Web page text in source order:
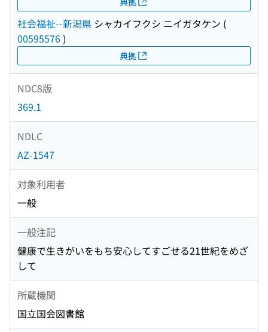
社会福祉--新潟県 シャカイフクシ ニイガタケン (
00595576)
典拠
NDC8版
369.1
NDLC
AZ-1547
対象利用者
一般
一般注記
健康で生きがいをもち安心してすごせる21世紀をめざ
して
所蔵機関
国立国会図書館